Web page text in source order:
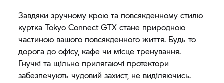
Завдяки зручному крою та повсякденному стилю
куртка Tokyo Connect GTX стане природною
частиною вашого повсякденного життя. Будь то
дорога до офісу, кафе чи місце тренування.
Гнучкі та щільно прилягаючі протектори
забезпечують чудовий захист, не виділяючись.